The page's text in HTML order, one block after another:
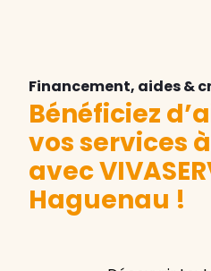
Financement, aides &
Bénéficiez
vos services
avec
Haguenau !